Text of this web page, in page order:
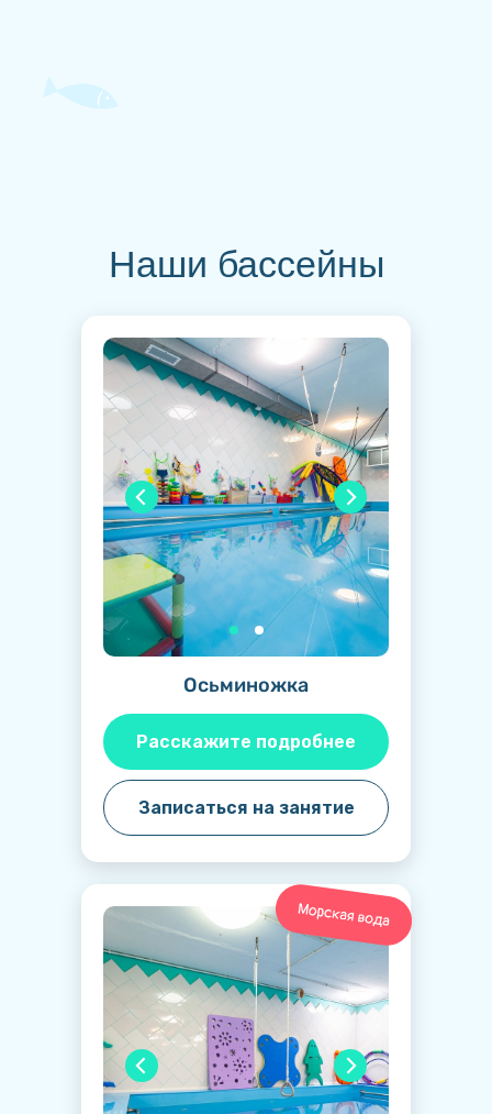
Наши бассейны
Осьминожка
Расскажите подробнее
Записаться на занятие